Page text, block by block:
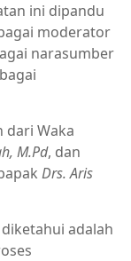
ini dipandu
moderator
narasumber
dari Waka
M.Pd, dan
Drs. Aris
adalah